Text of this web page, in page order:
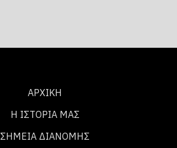
ΑΡΧΙΚΗ
Η ΙΣΤΟΡΙΑ ΜΑΣ
ΣΗΜΕΙΑ ΔΙΑΝΟΜΗΣ